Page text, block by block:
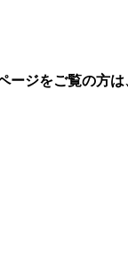
ージをご覧の方